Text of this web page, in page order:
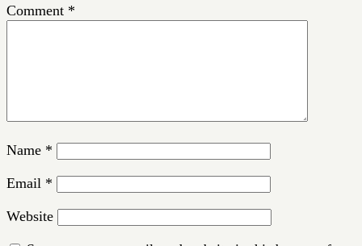
Comment *
Name *
Email *
Website